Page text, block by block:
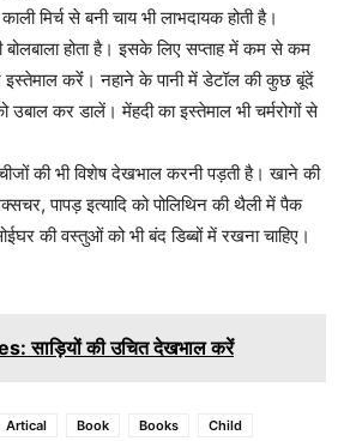
मिर्च से बनी चाय भी लाभदायक होती है।
बोलबाला होता है। इसके लिए सप्ताह में कम से कम
इस्तेमाल करेंं। नहाने के पानी में डेटॉल की कुछ बूंदें
उबाल कर डालें। मेंहदी का इस्तेमाल भी चर्मरोगों से
की भी विशेष देखभाल करनी पड़ती है। खाने की
पापड़ इत्यादि को पोलिथिन की थैली में पैक
की वस्तुओं को भी बंद डिब्बों में रखना चाहिए।
साड़ियों की उचित देखभाल करें
Artical Book Books
Child